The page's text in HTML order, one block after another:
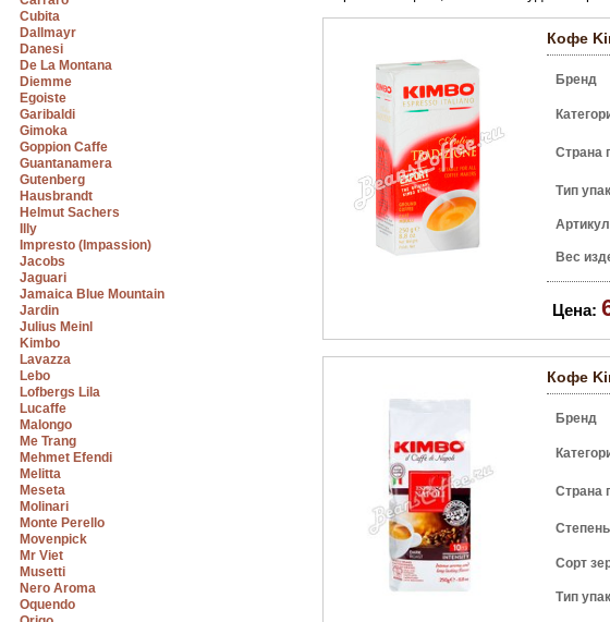
Cubita
Dallmayr
Danesi
De La Montana
Diemme
Egoiste
Garibaldi
Gimoka
Goppion Caffe
Guantanamera
Gutenberg
Hausbrandt
Helmut Sachers
Illy
Impresto (Impassion)
Jacobs
Jaguari
Jamaica Blue Mountain
Jardin
Julius Meinl
Kimbo
Lavazza
Lebo
Lofbergs Lila
Lucaffe
Malongo
Me Trang
Mehmet Efendi
Melitta
Meseta
Molinari
Monte Perello
Movenpick
Mr Viet
Musetti
Nero Aroma
Oquendo
Кофе
Бренд
Страна
Тип
Артикул
Вес
Цена:
Кофе
Бренд
Страна
Сорт
Тип